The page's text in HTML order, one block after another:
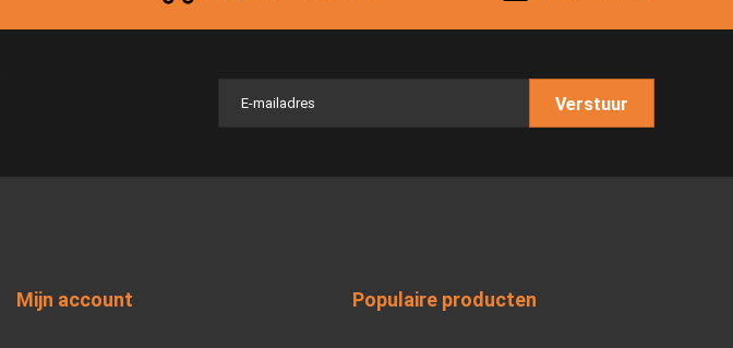
Verstuur
Mijn account Populaire producten